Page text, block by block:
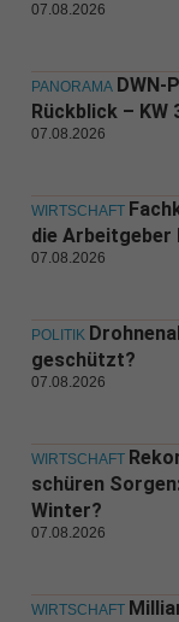
07.08.2026
PANORAMA DWN-
Rückblick – KW
07.08.2026
WIRTSCHAFT
die Arbeitgeber
07.08.2026
POLITIK
geschützt?
07.08.2026
WIRTSCHAFT
schüren
Winter?
07.08.2026
WIRTSCHAFT